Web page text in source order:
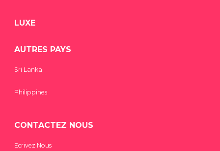
LUXE
AUTRES PAYS
Sri Lanka
Philippines
CONTACTEZ NOUS
Ecrivez Nous